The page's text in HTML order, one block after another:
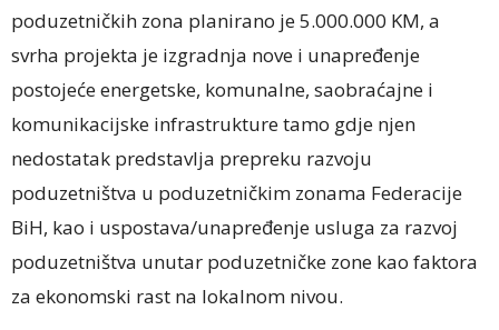
poduzetničkih zona planirano je 5.000.000 KM, a
svrha projekta je izgradnja nove i unapređenje
postojeće energetske, komunalne, saobraćajne i
komunikacijske infrastrukture tamo gdje njen
nedostatak predstavlja prepreku razvoju
poduzetništva u poduzetničkim zonama Federacije
BiH, kao i uspostava/unapređenje usluga za razvoj
poduzetništva unutar poduzetničke zone kao faktora
za ekonomski rast na lokalnom nivou.